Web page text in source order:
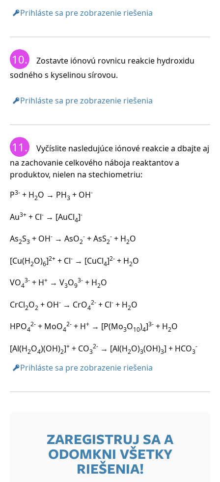
Prihláste sa pre zobrazenie riešenia
10.
Zostavte iónovú rovnicu reakcie hydroxidu
sodného s kyselinou sírovou.
Prihláste sa pre zobrazenie riešenia
11.
Vyčíslite nasledujúce iónové reakcie a dbajte aj
na zachovanie celkového náboja reaktantov a
produktov, nielen na stechiometriu:
P3- + H2O → PH3 + OH-
Au3+ + Cl- → [AuCl4]-
As2S3 + OH- → AsO2
- + AsS2
- + H2O
[Cu(H2O)6]2+ + Cl- → [CuCl4]2- + H2O
VO4
3- + H+ → V3O9
3- + H2O
CrCl2O2 + OH- → CrO4
2- + Cl- + H2O
HPO4
2- + MoO4
2- + H+ → [P(Mo3O10)4]3- + H2O
[Al(H2O4)(OH)2]+ + CO3
2- → [Al(H2O)3(OH)3] + HCO3
-
Prihláste sa pre zobrazenie riešenia
ZAREGISTRUJ SA A
ODOMKNI VŠETKY
RIEŠENIA!